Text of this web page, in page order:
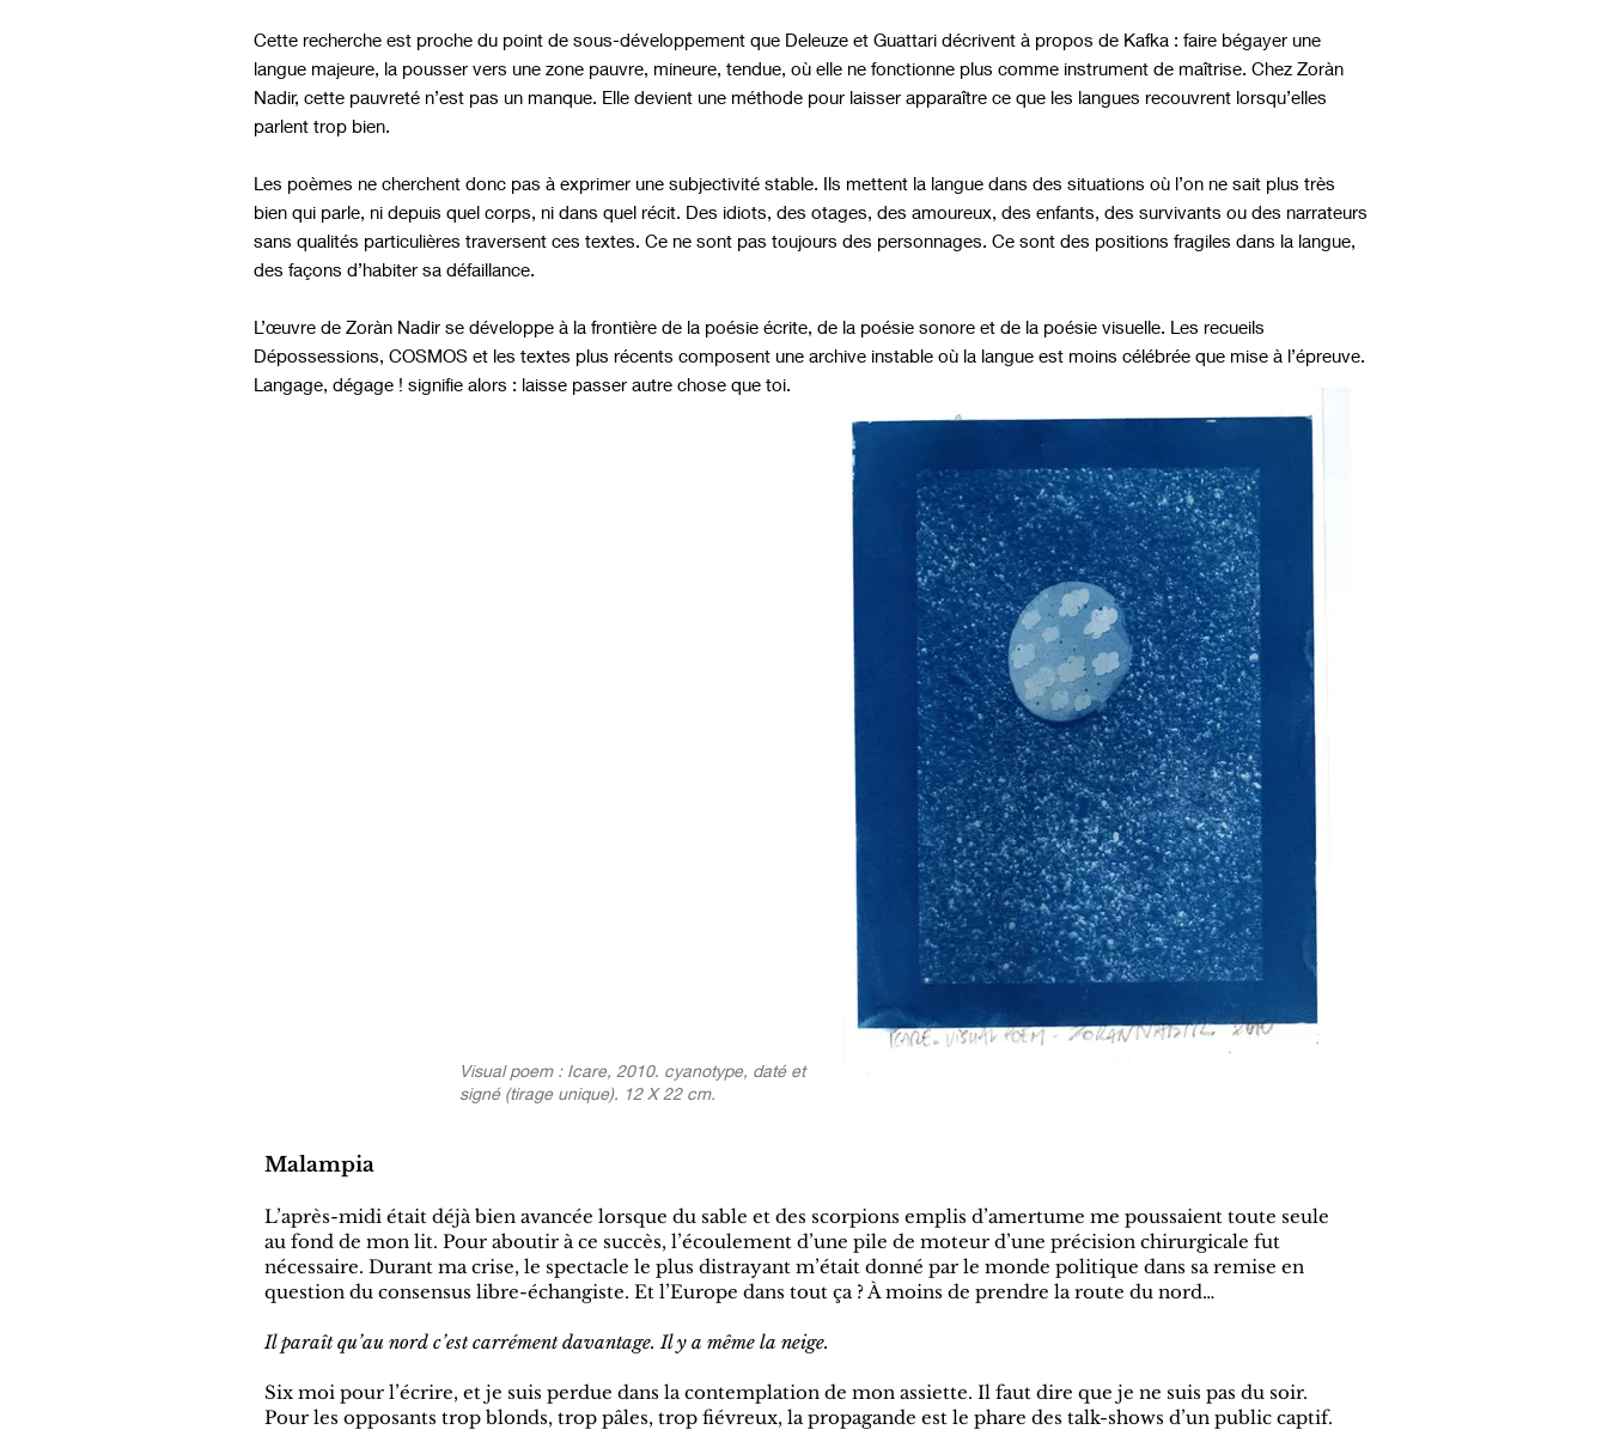
Cette recherche est proche du point de sous-développement que Deleuze et Guattari décrivent à propos de Kafka : faire bégayer une
langue majeure, la pousser vers une zone pauvre, mineure, tendue, où elle ne fonctionne plus comme instrument de maîtrise. Chez Zoràn
Nadir, cette pauvreté n’est pas un manque. Elle devient une méthode pour laisser apparaître ce que les langues recouvrent lorsqu’elles
parlent trop bien.
Les poèmes ne cherchent donc pas à exprimer une subjectivité stable. Ils mettent la langue dans des situations où l’on ne sait plus très
bien qui parle, ni depuis quel corps, ni dans quel récit. Des idiots, des otages, des amoureux, des enfants, des survivants ou des narrateurs
sans qualités particulières traversent ces textes. Ce ne sont pas toujours des personnages. Ce sont des positions fragiles dans la langue,
des façons d’habiter sa défaillance.
L’œuvre de Zoràn Nadir se développe à la frontière de la poésie écrite, de la poésie sonore et de la poésie visuelle. Les recueils
Dépossessions, COSMOS et les textes plus récents composent une archive instable où la langue est moins célébrée que mise à l’épreuve.
Langage, dégage ! signifie alors : laisse passer autre chose que toi.
Visual poem : Icare, 2010. cyanotype, daté et
signé (tirage unique). 12 X 22 cm.
Malampia
L’après-midi était déjà bien avancée lorsque du sable et des scorpions emplis d’amertume me poussaient toute seule
au fond de mon lit. Pour aboutir à ce succès, l’écoulement d’une pile de moteur d’une précision chirurgicale fut
nécessaire. Durant ma crise, le spectacle le plus distrayant m’était donné par le monde politique dans sa remise en
question du consensus libre-échangiste. Et l’Europe dans tout ça ? À moins de prendre la route du nord…
Il paraît qu’au nord c’est carrément davantage. Il y a même la neige.
Six moi pour l’écrire, et je suis perdue dans la contemplation de mon assiette. Il faut dire que je ne suis pas du soir.
Pour les opposants trop blonds, trop pâles, trop fiévreux, la propagande est le phare des talk-shows d’un public captif.